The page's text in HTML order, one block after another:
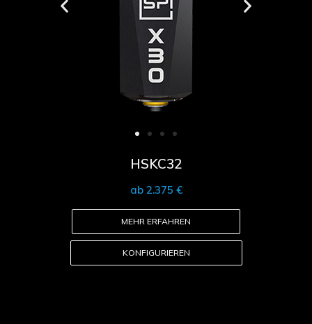
HSKC32
ab 2.375 €
MEHR ERFAHREN
KONFIGURIEREN